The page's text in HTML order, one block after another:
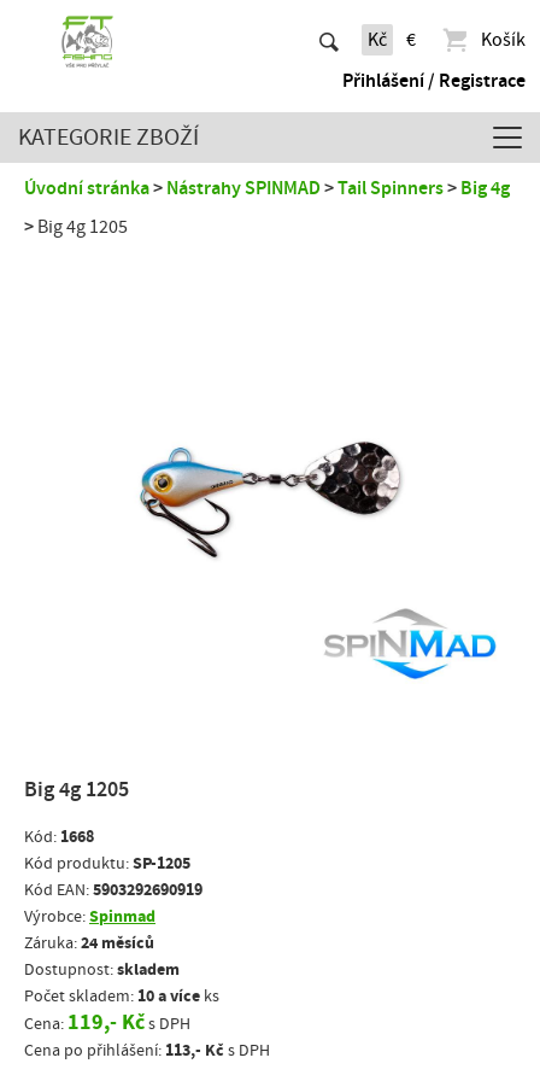
Kč €
Košík
Přihlášení / Registrace
KATEGORIE ZBOŽÍ
Úvodní stránka Nástrahy SPINMAD Tail Spinners
Big 4g
Big 4g 1205
Big 4g 1205
Kód: 1668
Kód produktu:SP-1205
Kód EAN:5903292690919
Výrobce:Spinmad
Záruka:24 měsíců
Dostupnost:skladem
Počet skladem: 10 a více ks
Cena: 119,- Kčs DPH
Cena po přihlášení: 113,- Kč s DPH